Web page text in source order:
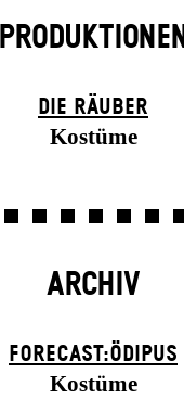
PRODUKTIONEN
DIE RÄUBER
Kostüme
ARCHIV
FORECAST:ÖDIPUS
Kostüme